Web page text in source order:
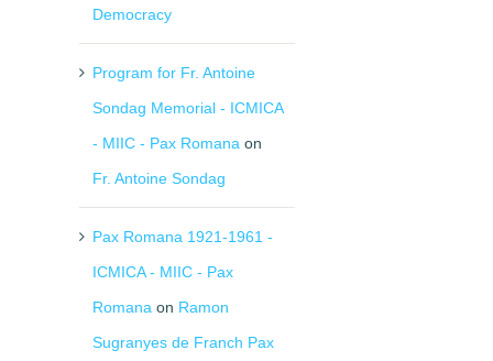
Democracy
Program for Fr. Antoine
Sondag Memorial - ICMICA
- MIIC - Pax Romana on
Fr. Antoine Sondag
Pax Romana 1921-1961 -
ICMICA - MIIC - Pax
Romana on Ramon
Sugranyes de Franch Pax